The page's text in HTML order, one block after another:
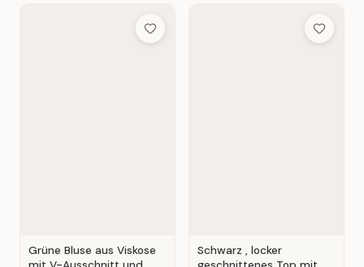
Add to Wish List
Grüne Bluse aus Viskose
Add to
Schwarz , locker